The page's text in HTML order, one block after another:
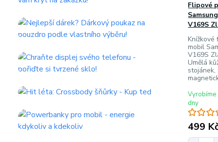
Flipové
V169S
mobil
V169S
Umělá
stojánek,
499
Vyrobíme
dny